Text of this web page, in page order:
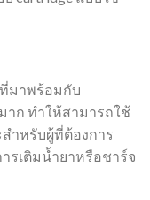
มาพร้อมกับ
ก ทำให้สามารถใช้
สำหรับผู้ที่ต้องการ
รเติมน้ำยาหรือชาร์จ